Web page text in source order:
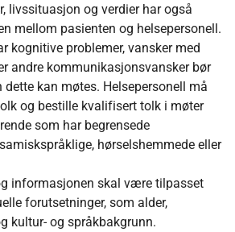
livssituasjon og verdier har også
mellom pasienten og helsepersonell.
kognitive problemer, vansker med
andre kommunikasjonsvansker bør
dette kan møtes. Helsepersonell må
og bestille kvalifisert tolk i møter
som har begrensede
hørselshemmede eller
informasjonen skal være tilpasset
forutsetninger, som alder,
kultur- og språkbakgrunn.